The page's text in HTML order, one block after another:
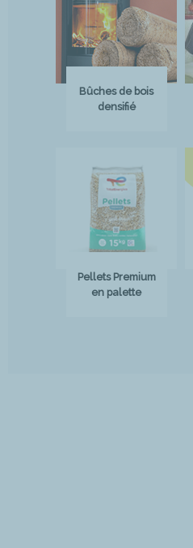
Bûches de bois
densifié
Pellets Premium
en palette